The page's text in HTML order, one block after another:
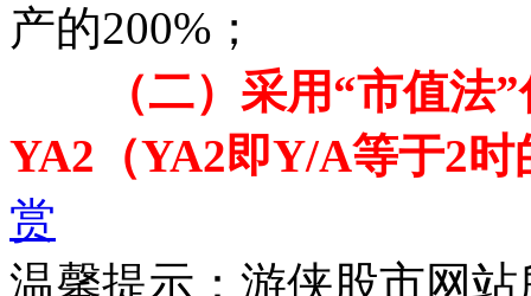
产的200%；
（二）采用“市值法
YA2（YA2即Y/A等于2时
赏
温馨提示：游侠股市网